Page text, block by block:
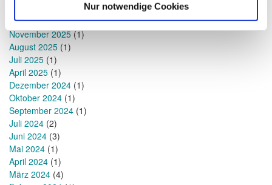
Nur notwendige Cookies
Dezember 2025(1)
November 2025(1)
August 2025 (1)
Juli 2025 (1)
April 2025 (1)
Dezember 2024 (1)
Oktober 2024 (1)
September 2024 (1)
Juli 2024 (2)
Juni 2024 (3)
Mai 2024 (1)
April 2024 (1)
März 2024 (4)